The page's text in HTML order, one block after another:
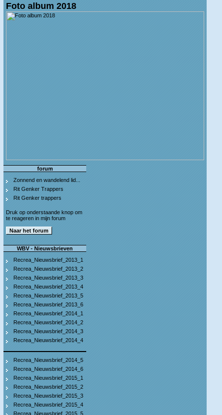
Foto album 2018
forum
Zonnend en wandelend lid...
Rit Genker Trappers
Rit Genker trappers
Druk op onderstaande knop om
te reageren in mijn forum
WBV - Nieuwsbrieven
Recrea_Nieuwsbrief_2013_1
Recrea_Nieuwsbrief_2013_2
Recrea_Nieuwsbrief_2013_3
Recrea_Nieuwsbrief_2013_4
Recrea_Nieuwsbrief_2013_5
Recrea_Nieuwsbrief_2013_6
Recrea_Nieuwsbrief_2014_1
Recrea_Nieuwsbrief_2014_2
Recrea_Nieuwsbrief_2014_3
Recrea_Nieuwsbrief_2014_4
Recrea_Nieuwsbrief_2014_5
Recrea_Nieuwsbrief_2014_6
Recrea_Nieuwsbrief_2015_1
Recrea_Nieuwsbrief_2015_2
Recrea_Nieuwsbrief_2015_3
Recrea_Nieuwsbrief_2015_4
Recrea_Nieuwsbrief_2015_5